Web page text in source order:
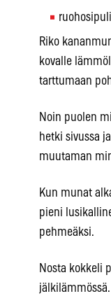
Riko
kovalle
tarttumaan
Noin puolen
hetki sivussa
muutaman
Kun munat
pieni
pehmeäksi.
Nosta kokkeli